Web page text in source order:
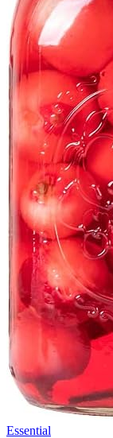
Essential